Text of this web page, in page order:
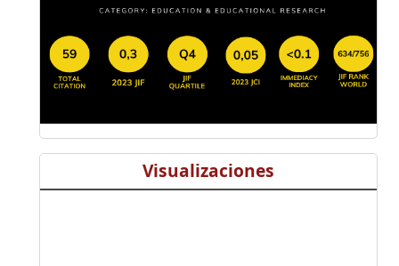
Visualizaciones